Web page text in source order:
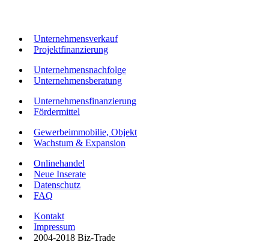
Unternehmensverkauf
Projektfinanzierung
Unternehmensnachfolge
Unternehmensberatung
Unternehmensfinanzierung
Fördermittel
Gewerbeimmobilie, Objekt
Wachstum & Expansion
Onlinehandel
Neue Inserate
Datenschutz
FAQ
Kontakt
Impressum
2004-2018 Biz-Trade